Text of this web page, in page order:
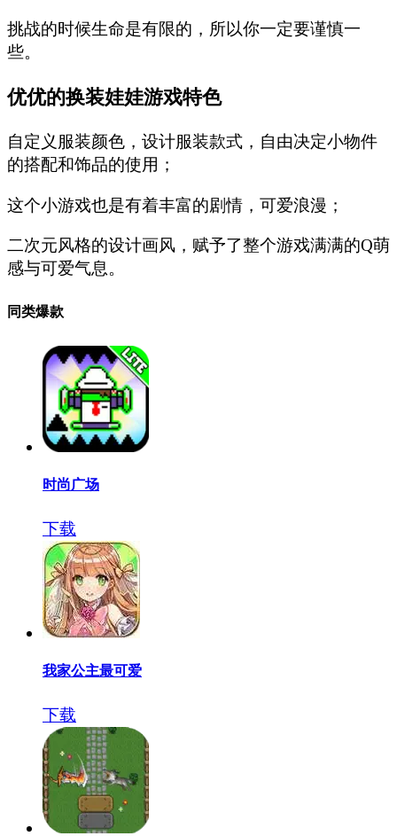
挑战的时候生命是有限的，所以你一定要谨慎一
些。
优优的换装娃娃游戏特色
自定义服装颜色，设计服装款式，自由决定小物件
的搭配和饰品的使用；
这个小游戏也是有着丰富的剧情，可爱浪漫；
二次元风格的设计画风，赋予了整个游戏满满的Q萌
感与可爱气息。
同类爆款
时尚广场
下载
我家公主最可爱
下载